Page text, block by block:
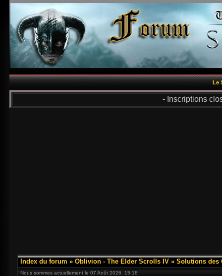
Le
- Inscriptions
Index du forum » Oblivion - The Elder Scrolls IV » Solutions des
Nous sommes actuellement le 07 Août 2026, 15:18